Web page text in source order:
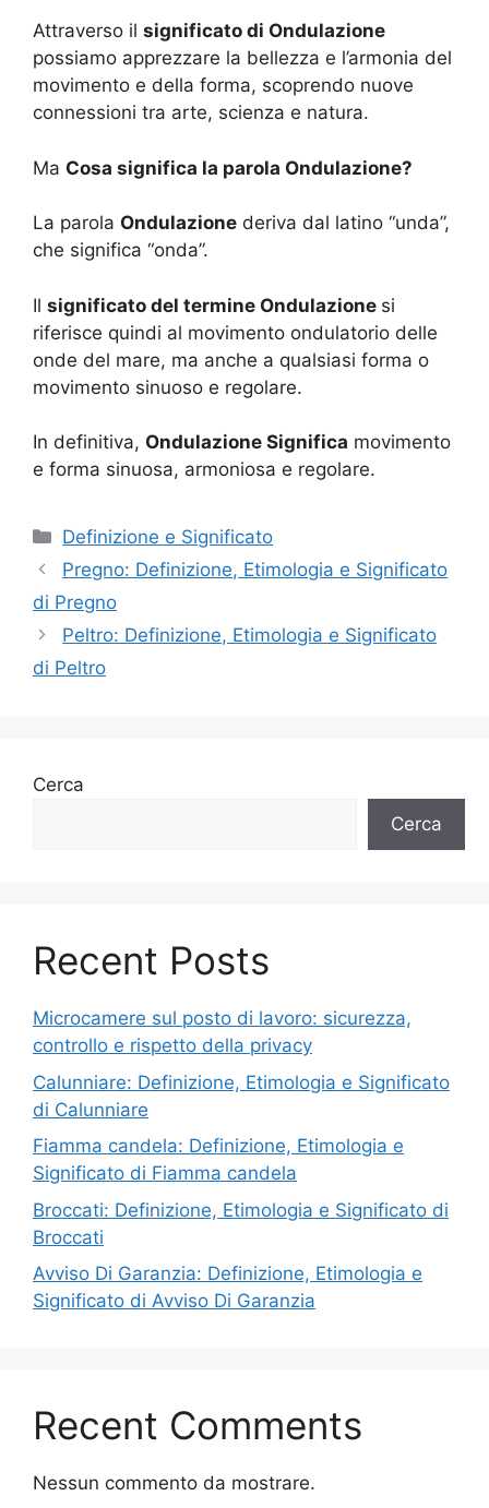
Attraverso il significato di Ondulazione
possiamo apprezzare la bellezza e l’armonia del
movimento e della forma, scoprendo nuove
connessioni tra arte, scienza e natura.
Ma Cosa significa la parola Ondulazione?
La parola Ondulazione deriva dal latino “unda”,
che significa “onda”.
Il significato del termine Ondulazione si
riferisce quindi al movimento ondulatorio delle
onde del mare, ma anche a qualsiasi forma o
movimento sinuoso e regolare.
In definitiva, Ondulazione Significa movimento
e forma sinuosa, armoniosa e regolare.
Categorie
Definizione e Significato
Pregno: Definizione, Etimologia e Significato
di Pregno
Peltro: Definizione, Etimologia e Significato
di Peltro
Cerca
Cerca
Recent Posts
Microcamere sul posto di lavoro: sicurezza,
controllo e rispetto della privacy
Calunniare: Definizione, Etimologia e Significato
di Calunniare
Fiamma candela: Definizione, Etimologia e
Significato di Fiamma candela
Broccati: Definizione, Etimologia e Significato di
Broccati
Avviso Di Garanzia: Definizione, Etimologia e
Significato di Avviso Di Garanzia
Recent Comments
Nessun commento da mostrare.